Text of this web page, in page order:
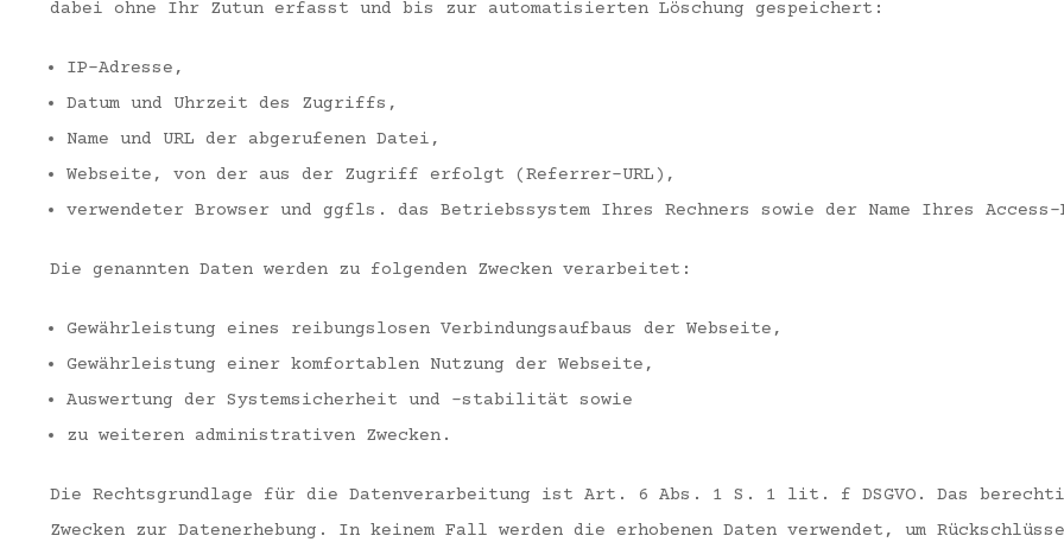
dabei ohne Ihr Zutun erfasst und bis zur automatisierten Löschung gespeichert:
IP-Adresse,
Datum und Uhrzeit des Zugriffs,
Name und URL der abgerufenen Datei,
Webseite, von der aus der Zugriff erfolgt (Referrer-URL),
verwendeter Browser und ggfls. das Betriebssystem Ihres Rechners sowie der Name Ihres
Die genannten Daten werden zu folgenden Zwecken verarbeitet:
Gewährleistung eines reibungslosen Verbindungsaufbaus der Webseite,
Gewährleistung einer komfortablen Nutzung der Webseite,
Auswertung der Systemsicherheit und -stabilität sowie
zu weiteren administrativen Zwecken.
Die Rechtsgrundlage für die Datenverarbeitung ist Art. 6 Abs. 1 S. 1 lit. f DSGVO. Das
Zwecken zur Datenerhebung. In keinem Fall werden die erhobenen Daten verwendet, um